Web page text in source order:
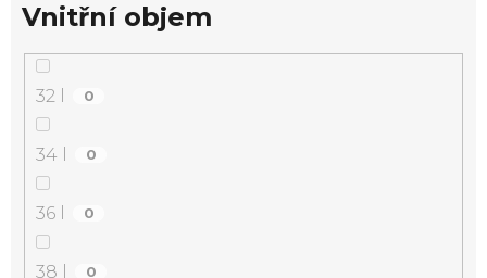
Vnitřní objem
32 l 0
34 l 0
36 l 0
38 l 0